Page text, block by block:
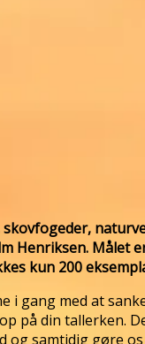
Henriksen. Målet
kun 200
gang med at
på din tallerken.
samtidig gøre